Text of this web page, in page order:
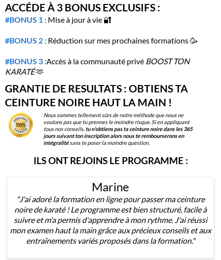
ACCÉDE À 3 BONUS EXCLUSIFS :
#BONUS 1 : Mise à jour à vie 🔐
#BONUS 2 : Réduction sur mes prochaines formations 🥳
#BONUS 3 :Accès à la communauté privé BOOST TON
KARATÉ🫶
GRANTIE DE RESULTATS : OBTIENS TA
CEINTURE NOIRE HAUT LA MAIN !
Nous sommes tellement sûrs de notre méthode que nous ne
voulons pas que tu prennes le moindre risque. Si en appliquant
tous nos conseils, tu n'obtiens pas ta ceinture noire dans les 365
jours suivant ton inscription alors nous te rembourserons en
intégralitésans te poser la moindre question.
ILS ONT REJOINS LE PROGRAMME :
Marine
"J'ai adoré la formation en ligne pour passer ma ceinture
noire de karaté ! Le programme est bien structuré, facile à
suivre et m'a permis d'apprendre à mon rythme. J'ai réussi
mon examen haut la main grâce aux précieux conseils et aux
entraînements variés proposés dans la formation."